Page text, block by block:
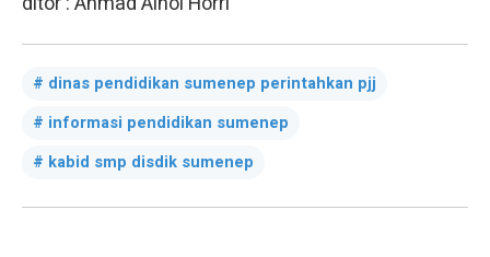
dinas pendidikan sumenep perintahkan pjj
informasi pendidikan sumenep
kabid smp disdik sumenep